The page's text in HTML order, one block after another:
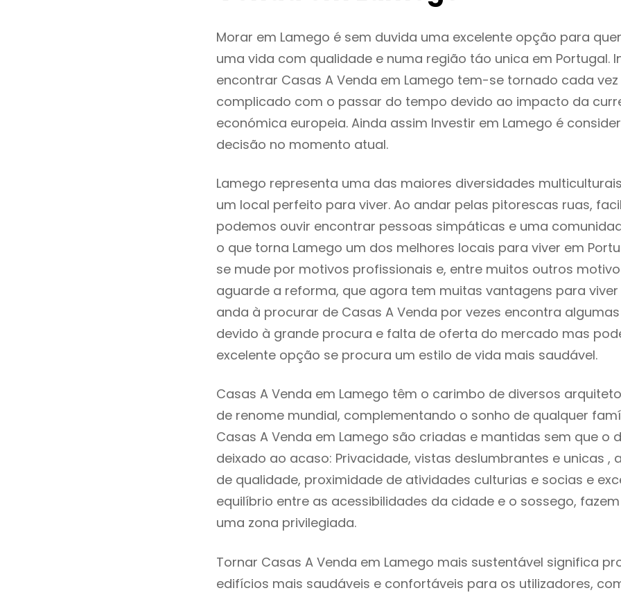
Morar em Lamego é sem duvida uma excelente opção para
uma vida com qualidade e numa região táo unica em Portugal.
encontrar Casas A Venda em Lamego tem-se tornado cada
complicado com o passar do tempo devido ao impacto da
económica europeia. Ainda assim Investir em Lamego é
decisão no momento atual.
Lamego representa uma das maiores diversidades
um local perfeito para viver. Ao andar pelas pitorescas ruas,
podemos ouvir encontrar pessoas simpáticas e uma
o que torna Lamego um dos melhores locais para viver em
se mude por motivos profissionais e, entre muitos outros
aguarde a reforma, que agora tem muitas vantagens para viver
anda à procurar de Casas A Venda por vezes encontra
devido à grande procura e falta de oferta do mercado mas
excelente opção se procura um estilo de vida mais saudável.
Casas A Venda em Lamego têm o carimbo de diversos
de renome mundial, complementando o sonho de qualquer
Casas A Venda em Lamego são criadas e mantidas sem que o
deixado ao acaso: Privacidade, vistas deslumbrantes e unicas ,
de qualidade, proximidade de atividades culturias e socias e
equilíbrio entre as acessibilidades da cidade e o sossego,
uma zona privilegiada.
Tornar Casas A Venda em Lamego mais sustentável significa
edifícios mais saudáveis e confortáveis para os utilizadores,